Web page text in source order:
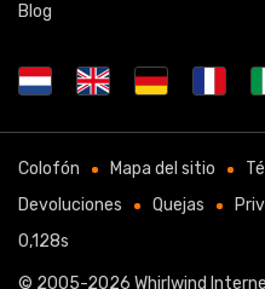
Blog
Colofón Mapa del sitio
Devoluciones
Quejas
0,128s
© 2005-2026 Whirlwind